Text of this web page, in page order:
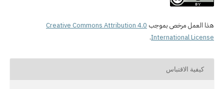
هذا العمل مرخص بموجب Creative Commons Attribution 4.0
International License
.
كيفية الاقتباس